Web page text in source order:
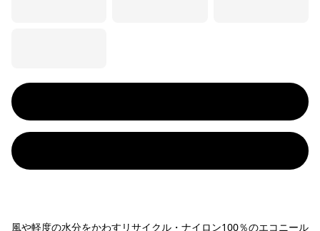
風や軽度の水分をかわすリサイクル・ナイロン100％のエコニール